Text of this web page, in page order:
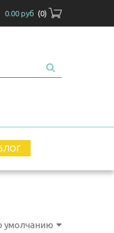
0.00 руб (0)
умолчанию